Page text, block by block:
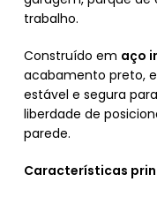
trabalho.
Construído em aço
acabamento preto,
estável e segura
liberdade de
parede.
Características